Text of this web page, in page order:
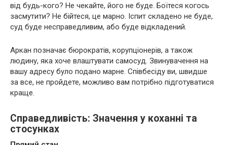
від будь-кого? Не чекайте, його не буде. Боїтеся когось
засмутити? Не бійтеся, це марно. Іспит складено не буде,
суд буде несправедливим, або буде відкладений.
Аркан позначає бюрократів, корупціонерів, а також
людину, яка хоче влаштувати самосуд. Звинувачення на
вашу адресу було подано марне. Співбесіду ви, швидше
за все, не пройдете, можливо вам потрібно підготуватися
краще.
Справедливість: Значення у коханні та
стосунках